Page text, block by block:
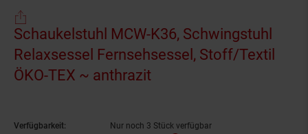
Schaukelstuhl MCW-K36, Schwingstuhl
Relaxsessel Fernsehsessel, Stoff/Textil
ÖKO-TEX ~ anthrazit
Verfügbarkeit:
Nur noch 3 Stück verfügbar